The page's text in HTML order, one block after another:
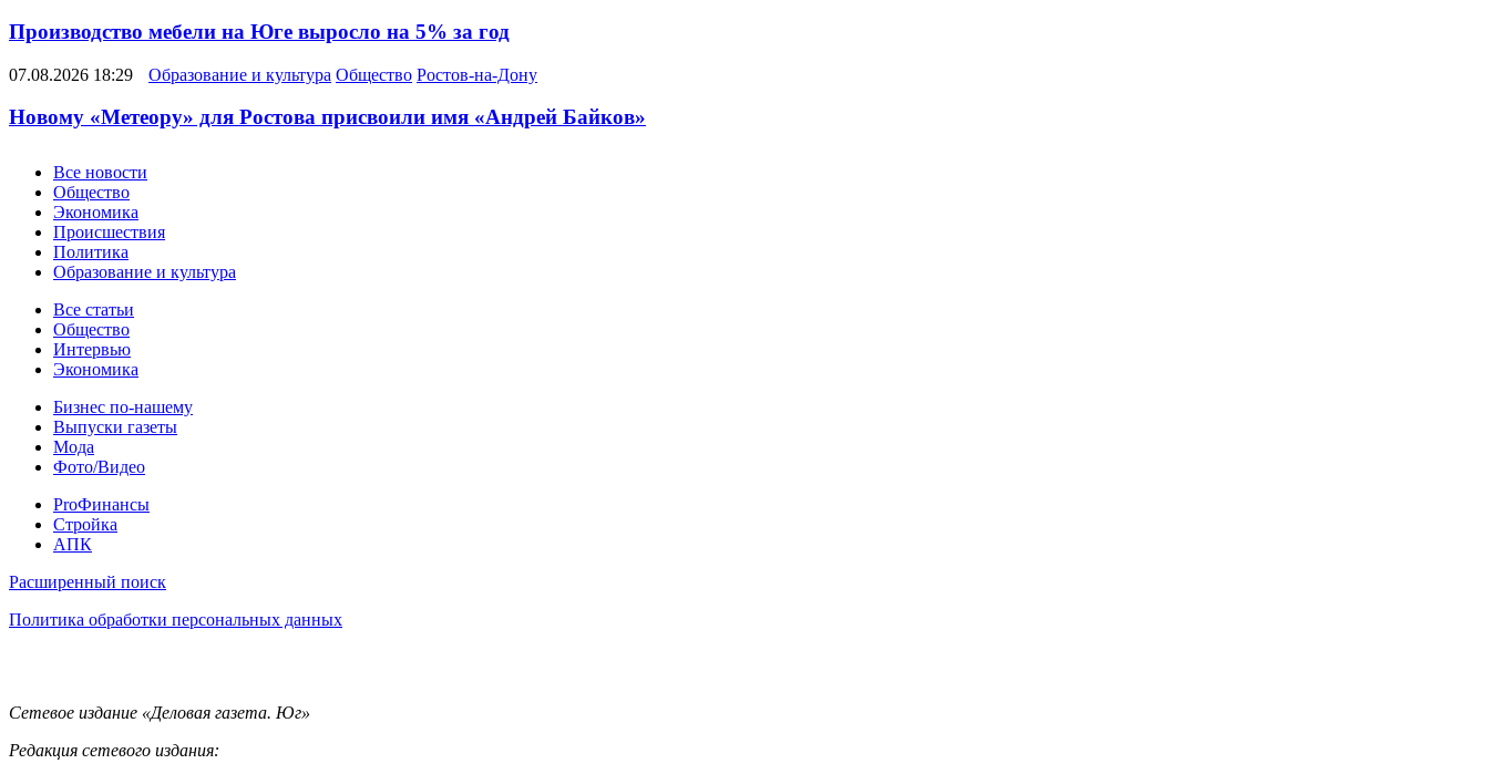
Производство мебели на Юге выросло на 5% за год
07.08.2026 18:29 Образование и культура Общество Ростов-на-Дону
Новому «Метеору» для Ростова присвоили имя «Андрей Байков»
Новости
Все новости
Общество
Экономика
Происшествия
Политика
Образование и культура
Статьи
Все статьи
Общество
Интервью
Экономика
Разное
Бизнес по-нашему
Выпуски газеты
Мода
Фото/Видео
Pro
ProФинансы
Стройка
АПК
Информация
Расширенный поиск
Политика обработки персональных данных
Контакты
Сетевое издание «Деловая газета. Юг»
Редакция сетевого издания: